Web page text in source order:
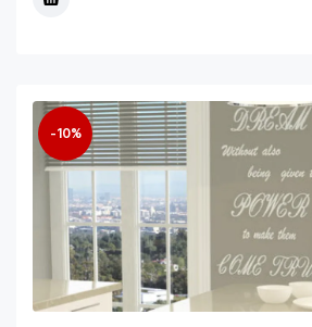
-10%